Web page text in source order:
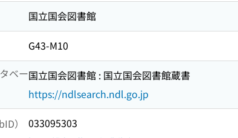
国立国会図書館
G43-M10
ベー国立国会図書館 : 国立国会図書館蔵書
https://ndlsearch.ndl.go.jp
）
033095303